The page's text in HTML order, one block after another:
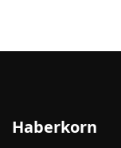
Haberkorn